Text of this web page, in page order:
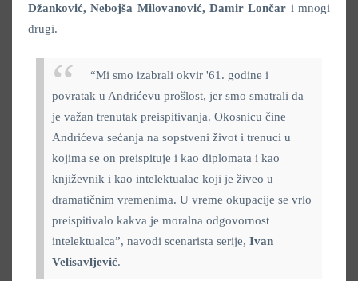
Džanković, Nebojša Milovanović, Damir Lončar i mnogi
drugi.
“Mi smo izabrali okvir '61. godine i
povratak u Andrićevu prošlost, jer smo smatrali da
je važan trenutak preispitivanja. Okosnicu čine
Andrićeva sećanja na sopstveni život i trenuci u
kojima se on preispituje i kao diplomata i kao
književnik i kao intelektualac koji je živeo u
dramatičnim vremenima. U vreme okupacije se vrlo
preispitivalo kakva je moralna odgovornost
intelektualca”, navodi scenarista serije, Ivan
Velisavljević.